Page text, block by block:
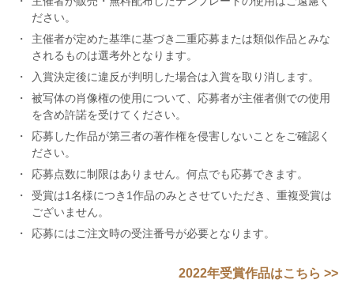
ださい。
主催者が定めた基準に基づき二重応募または類似作品とみな
されるものは選考外となります。
入賞決定後に違反が判明した場合は入賞を取り消します。
被写体の肖像権の使用について、応募者が主催者側での使用
を含め許諾を受けてください。
応募した作品が第三者の著作権を侵害しないことをご確認く
ださい。
応募点数に制限はありません。何点でも応募できます。
受賞は1名様につき1作品のみとさせていただき、重複受賞は
ございません。
応募にはご注文時の受注番号が必要となります。
2022年受賞作品はこちら >>